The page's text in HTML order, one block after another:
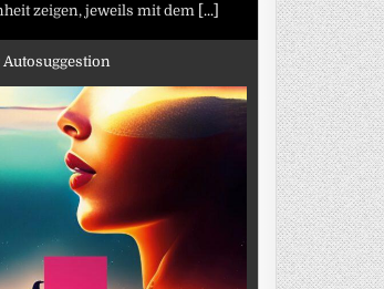
zeigen, jeweils mit dem [...]
Autosuggestion